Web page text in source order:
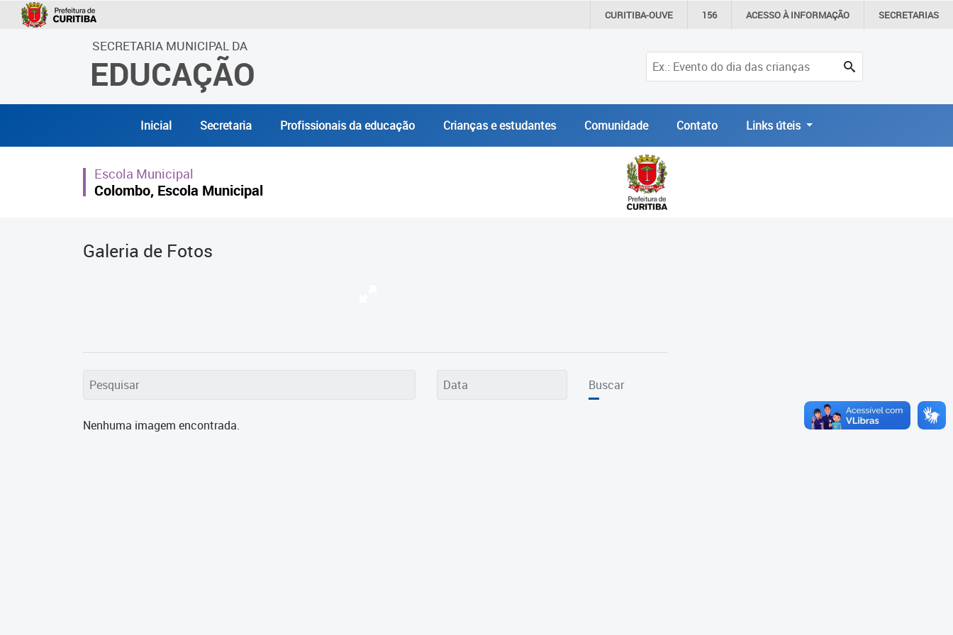
CURITIBA-OUVE 156 ACESSO ÀINFORMAÇÃO SECRETARIAS
SECRETARIA MUNICIPAL DA
EDUCAÇÃO
Inicial Secretaria Profissionais da educação Crianças e estudantes Comunidade Contato Links úteis
Escola Municipal
Colombo, Escola Municipal
Galeria de Fotos
Buscar
Nenhuma imagem encontrada.